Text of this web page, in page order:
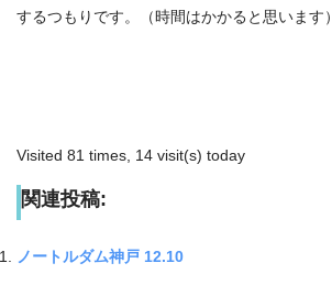
するつもりです。（時間はかかると思います）
Visited 81 times, 14 visit(s) today
関連投稿:
ノートルダム神戸 12.10